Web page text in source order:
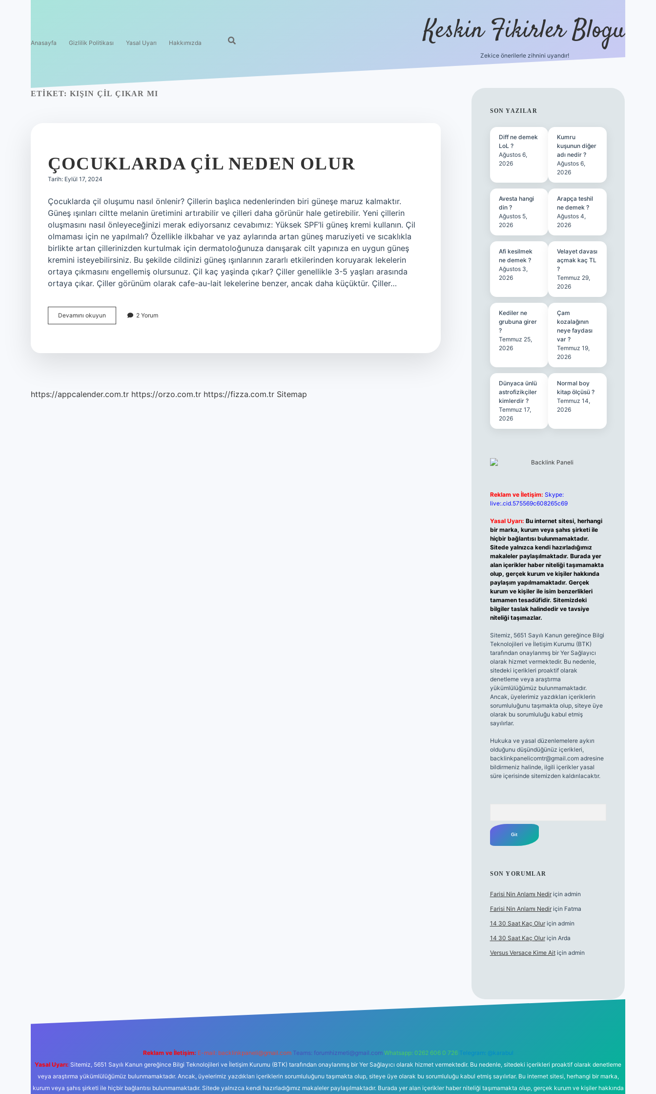
Anasayfa Gizlilik Politikası Yasal Uyarı Hakkımızda Keskin Fikirler Blogu
Zekice önerilerle zihnini uyandır!
ETIKET: KIŞIN ÇIL ÇIKAR MI
ÇOCUKLARDA ÇIL NEDEN OLUR
Tarih: Eylül 17, 2024
Çocuklarda çil oluşumu nasıl önlenir? Çillerin başlıca nedenlerinden biri güneşe maruz kalmaktır.
Güneş ışınları ciltte melanin üretimini artırabilir ve çilleri daha görünür hale getirebilir. Yeni çillerin
oluşmasını nasıl önleyeceğinizi merak ediyorsanız cevabımız: Yüksek SPF’li güneş kremi kullanın. Çil
olmaması için ne yapılmalı? Özellikle ilkbahar ve yaz aylarında artan güneş maruziyeti ve sıcaklıkla
birlikte artan çillerinizden kurtulmak için dermatoloğunuza danışarak cilt yapınıza en uygun güneş
kremini isteyebilirsiniz. Bu şekilde cildinizi güneş ışınlarının zararlı etkilerinden koruyarak lekelerin
ortaya çıkmasını engellemiş olursunuz. Çil kaç yaşinda çıkar? Çiller genellikle 3-5 yaşları arasında
ortaya çıkar. Çiller görünüm olarak cafe-au-lait lekelerine benzer, ancak daha küçüktür. Çiller…
Devamını okuyun Çocuklarda
Çil
2 Yorum
https://appcalender.com.tr https://orzo.com.tr https://fizza.com.tr Sitemap
SIDEBAR
SON YAZILAR
Diff ne demek
LoL ?
Ağustos 6,
2026
Kumru
kuşunun diğer
adı nedir ?
Ağustos 6,
2026
Avesta hangi
din ?
Ağustos 5,
2026
Arapça teshil
ne demek ?
Ağustos 4,
2026
Afi kesilmek
ne demek ?
Ağustos 3,
2026
Velayet davası
açmak kaç TL
?
Temmuz 29,
2026
Kediler ne
grubuna girer
?
Temmuz 25,
2026
Çam
kozalağının
neye faydası
var ?
Temmuz 19,
2026
Dünyaca ünlü
astrofizikçiler
kimlerdir ?
Temmuz 17,
2026
Normal boy
kitap ölçüsü ?
Temmuz 14,
2026
Reklam ve İletişim: Skype:
live:.cid.575569c608265c69
Yasal Uyarı: Bu internet sitesi, herhangi
bir marka, kurum veya şahıs şirketi ile
hiçbir bağlantısı bulunmamaktadır.
Sitede yalnızca kendi hazırladığımız
makaleler paylaşılmaktadır. Burada yer
alan içerikler haber niteliği taşımamakta
olup, gerçek kurum ve kişiler hakkında
paylaşım yapılmamaktadır. Gerçek
kurum ve kişiler ile isim benzerlikleri
tamamen tesadüfidir. Sitemizdeki
bilgiler taslak halindedir ve tavsiye
niteliği taşımazlar.
Sitemiz, 5651 Sayılı Kanun gereğince Bilgi
Teknolojileri ve İletişim Kurumu (BTK)
tarafından onaylanmış bir Yer Sağlayıcı
olarak hizmet vermektedir. Bu nedenle,
sitedeki içerikleri proaktif olarak
denetleme veya araştırma
yükümlülüğümüz bulunmamaktadır.
Ancak, üyelerimiz yazdıkları içeriklerin
sorumluluğunu taşımakta olup, siteye üye
olarak bu sorumluluğu kabul etmiş
sayılırlar.
Hukuka ve yasal düzenlemelere aykırı
olduğunu düşündüğünüz içerikleri,
backlinkpanelicomtr@gmail.comadresine
bildirmeniz halinde, ilgili içerikler yasal
süre içerisinde sitemizden kaldırılacaktır.
SON YORUMLAR
Farisi Nin Anlamı Nediriçin admin
Farisi Nin Anlamı Nediriçin Fatma
14 30 Saat Kaç Oluriçin admin
14 30 Saat Kaç Oluriçin Arda
Versus Versace Kime Aitiçin admin
Reklam ve İletişim: E-mail: backlinkpaneli@gmail.com Teams: forumhizmeti@gmail.com Whatsapp: 0262 606 0 726 Telegram: @karabul
Yasal Uyarı: Sitemiz, 5651 Sayılı Kanun gereğince Bilgi Teknolojileri ve İletişim Kurumu (BTK) tarafından onaylanmış bir Yer Sağlayıcı olarak hizmet vermektedir. Bu nedenle, sitedeki içerikleri proaktif olarak denetleme
veya araştırma yükümlülüğümüz bulunmamaktadır. Ancak, üyelerimiz yazdıkları içeriklerin sorumluluğunu taşımakta olup, siteye üye olarak bu sorumluluğu kabul etmiş sayılırlar. Bu internet sitesi, herhangi bir marka,
kurum veya şahıs şirketi ile hiçbir bağlantısı bulunmamaktadır. Sitede yalnızca kendi hazırladığımız makaleler paylaşılmaktadır. Burada yer alan içerikler haber niteliği taşımamakta olup, gerçek kurum ve kişiler hakkında